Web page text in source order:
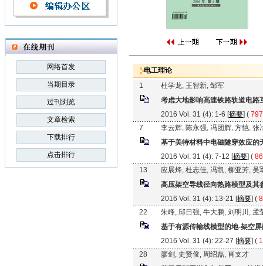
网络首发
当期目录
过刊浏览
文章检索
下载排行
点击排行
电工理论
1
杜学龙, 王智新, 邹军
考虑大地影响高速铁路轨道电路
2016 Vol. 31 (4): 1-6 [摘要] ( 797
7
李云辉, 陈永强, 冯团辉, 方恺, 张
基于美特材料中电磁隧穿效应的
2016 Vol. 31 (4): 7-12 [摘要] (
13
应展烽, 杜志佳, 冯凯, 柳亚芳, 吴
高压架空导线径向热路模型及其
2016 Vol. 31 (4): 13-21 [摘要] (
22
朱峰, 邱日强, 牛大鹏, 刘明川, 孟
基于有源传输线模型的地-架空
2016 Vol. 31 (4): 22-27 [摘要] (
28
廖剑, 史贤俊, 周绍磊, 肖支才